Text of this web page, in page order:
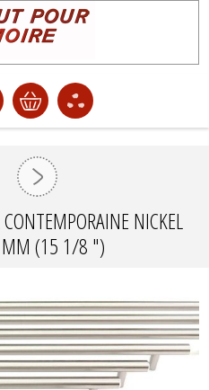
NICKEL
MM (15 1/8 ")